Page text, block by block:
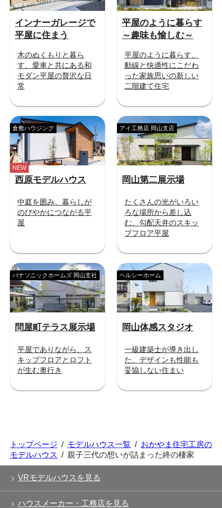
インナーガレージで
平屋に住まう
木のぬくもりと暮ら
す、愛車と共にある和
モダン平屋の贅沢な日
常
平屋のように暮らす
～趣味も愉しむ～
平屋のように暮らす、
動線と快適性にこだわ
った家族思いの新しい
二階建て住宅
西原モデルハウス
倉敷ハウジング
中庭を囲み、暮らしが
のびやかにつながる平
屋
NEW
岡山第二展示場
アイ工務店 岡山支店
たくさんの光がいろい
ろな場所から差し込
む、勾配天井のスキッ
プフロア平屋
問屋町テラス展示場
パナソニックホームズ 岡山支社
平屋でありながら、ス
キップフロアとロフト
が生む奥行き
岡山体感スタジオ
ヘルシーホーム
一級建築士が導き出し
た、デザインも性能も
妥協しない住まい
トップページ / モデルハウス一覧 / おかやま住宅工房の
モデルハウス / 親子三代の想いが詰まった終の棲家
VRモデルハウスを見る
ハウスメーカー・工務店を見る